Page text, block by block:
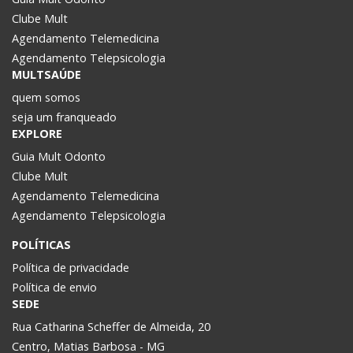
Clube Mult
Agendamento Telemedicina
Agendamento Telepsicologia
MULTSAÚDE
quem somos
seja um franqueado
EXPLORE
Guia Mult Odonto
Clube Mult
Agendamento Telemedicina
Agendamento Telepsicologia
POLÍTICAS
Política de privacidade
Política de envio
SEDE
Rua Catharina Scheffer de Almeida, 20
Centro, Matias Barbosa - MG